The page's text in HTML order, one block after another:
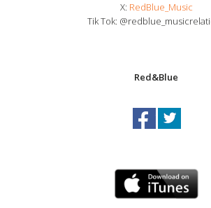
X: RedBlue_Music
Tik Tok:
Red&Blue